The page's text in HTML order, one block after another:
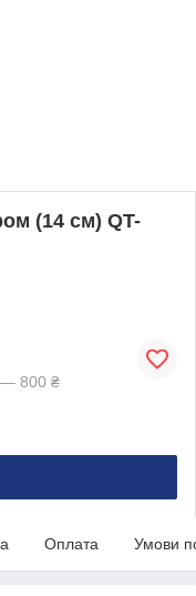
(14 см) QT-
— 800 ₴
Оплата Умови